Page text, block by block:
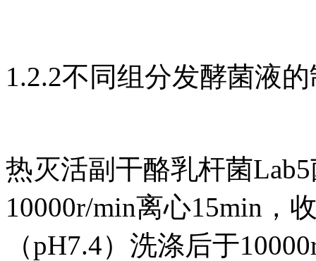
1.2.2不同组分发酵菌液
热灭活副干酪乳杆菌
10000r/min离心15min，
（pH7.4）洗涤后于